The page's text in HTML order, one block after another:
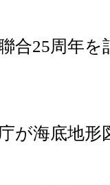
合25周年
が海底地形